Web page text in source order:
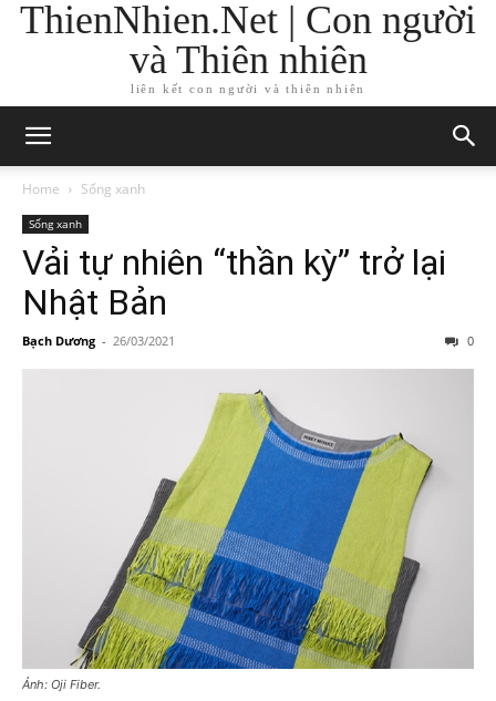
ThienNhien.Net | Con người
và Thiên nhiên
liên kết con người và thiên nhiên
Home Sống xanh
Sống xanh
Vải tự nhiên “thần kỳ” trở lại
Nhật Bản
Bạch Dương - 26/03/2021 0
Ảnh: Oji Fiber.